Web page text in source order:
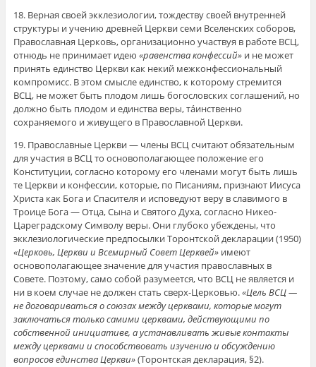
18. Верная своей экклезиологии, тождеству своей внутренней
структуры и учению древней Церкви семи Вселенских соборов,
Православная Церковь, организационно участвуя в работе ВСЦ,
отнюдь не принимает идею «равенства конфессий»и не может
принять единство Церкви как некий межконфессиональный
компромисс. В этом смысле единство, к которому стремится
ВСЦ, не может быть плодом лишь богословских соглашений, но
должно быть плодом и единства веры, тáинственно
сохраняемого и живущего в Православной Церкви.
19. Православные Церкви — члены ВСЦ считают обязательным
для участия в ВСЦ то основополагающее положение его
Конституции, согласно которому его членами могут быть лишь
те Церкви и конфессии, которые, по Писаниям, признают Иисуса
Христа как Бога и Спасителя и исповедуют веру в славимого в
Троице Бога — Отца, Сына и Святого Духа, согласно Никео-
Цареградскому Символу веры. Они глубоко убеждены, что
экклезиологические предпосылки Торонтской декларации (1950)
«Церковь, Церкви и Всемирный Совет Церквей»имеют
основополагающее значение для участия православных в
Совете. Поэтому, само собой разумеется, что ВСЦ не является и
ни в коем случае не должен стать сверх-Церковью.«Цель ВСЦ —
не договариваться о союзах между церквами, которые могут
заключаться только самими церквами, действующими по
собственной инициативе, а устанавливать живые контакты
между церквами и способствовать изучению и обсуждению
вопросов единства Церкви»(Торонтская декларация, §2).